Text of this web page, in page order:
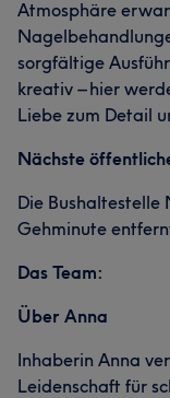
Atmosphäre
sorgfältige
kreativ – hier
Liebe zum Detail
Nächste
Die Bushaltestelle
Gehminute
Das Team:
Über Anna
Inhaberin Anna
Leidenschaft für